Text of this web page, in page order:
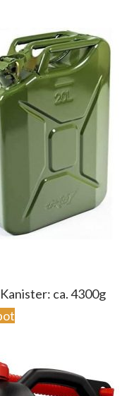
ca. 4300g